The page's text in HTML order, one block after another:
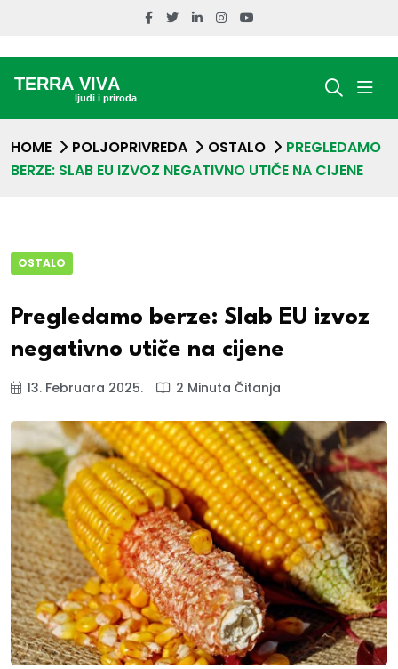
HOME POLJOPRIVREDA OSTALO
PREGLEDAMO
BERZE: SLAB EU IZVOZ NEGATIVNO UTIČE NA CIJENE
OSTALO
Pregledamo berze: Slab EU izvoz
negativno utiče na cijene
13. Februara 2025. 2 Minuta Čitanja